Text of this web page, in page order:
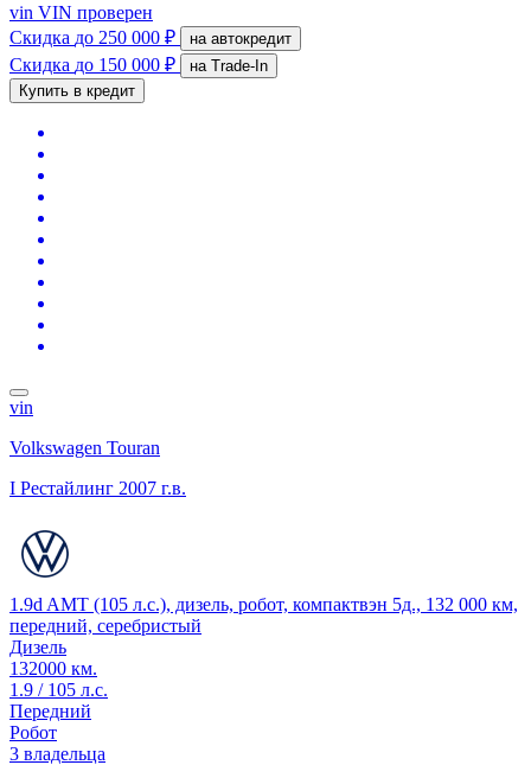
vin VIN проверен
Скидка до 250 000 ₽ на автокредит
Скидка до 150 000 ₽
на Trade-In
Купить в кредит
vin
Volkswagen Touran
I Рестайлинг 2007 г.в.
1.9d AMT (105 л.с.), дизель, робот, компактвэн 5д., 132 000 км,
передний, серебристый
Дизель
132000 км.
1.9 / 105 л.с.
Передний
Робот
3 владельца